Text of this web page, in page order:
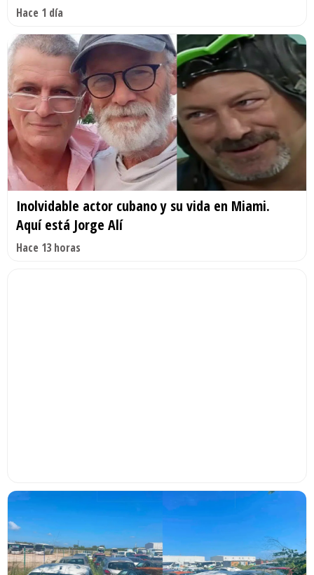
Hace 1 día
Inolvidable actor cubano y su vida en Miami.
Aquí está Jorge Alí
Hace 13 horas